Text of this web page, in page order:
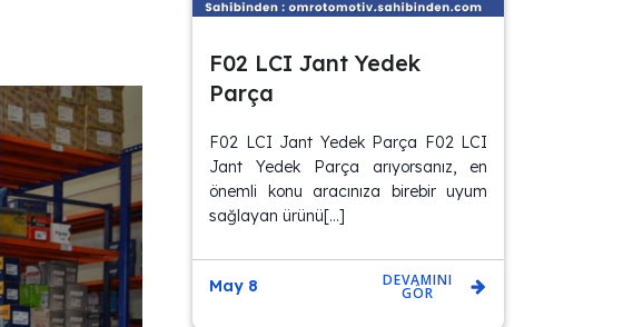
F02 LCI Jant Yedek
Parça
F02 LCI Jant Yedek Parça F02 LCI
Jant Yedek Parça arıyorsanız, en
önemli konu aracınıza birebir uyum
sağlayan ürünü[…]
May 8 DEVAMINI
GÖR